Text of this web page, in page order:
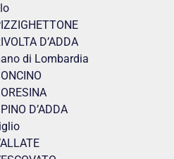
D’ADDA
di Lombardia
D’ADDA